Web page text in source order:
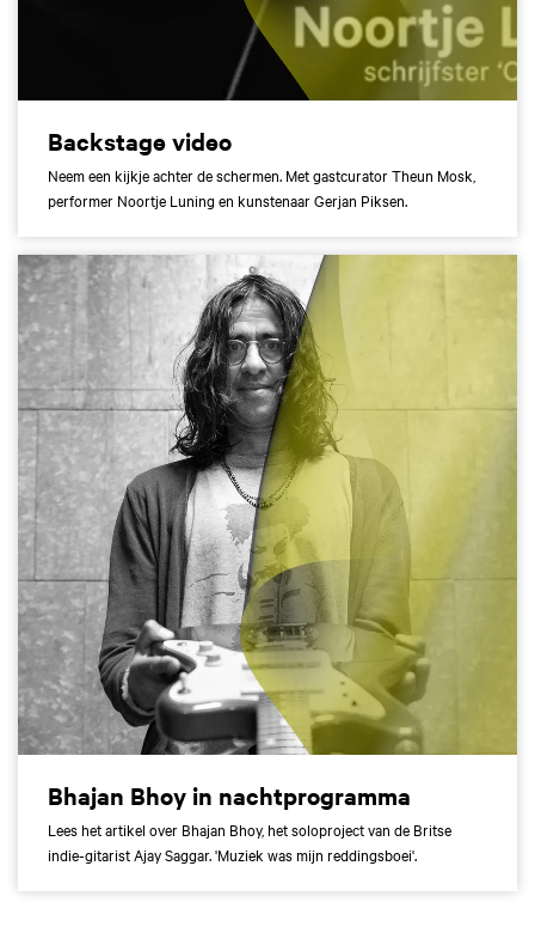
Backstage video
Neem een kijkje achter de schermen. Met gastcurator Theun Mosk,
performer Noortje Luning en kunstenaar Gerjan Piksen.
Bhajan Bhoy in nachtprogramma
Lees het artikel over Bhajan Bhoy, het soloproject van de Britse
indie-gitarist Ajay Saggar. 'Muziek was mijn reddingsboei'.